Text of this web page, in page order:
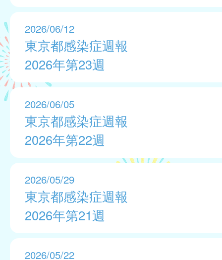
2026/06/12
東京都感染症週報
2026年第23週
2026/06/05
東京都感染症週報
2026年第22週
2026/05/29
東京都感染症週報
2026年第21週
2026/05/22